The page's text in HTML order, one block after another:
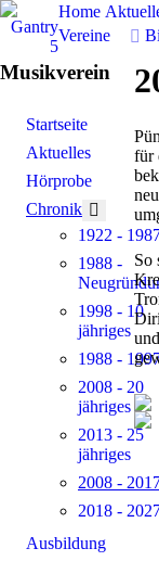
Home
Vereine
Musikverein
Startseite
Aktuelles
Hörprobe
Chronik
More
1922 -
1988 -
1998 - 10
jähriges
1988 -
2008 - 20
jähriges
2013 - 25
jähriges
2008 -
2018 -
Ausbildung
für
So